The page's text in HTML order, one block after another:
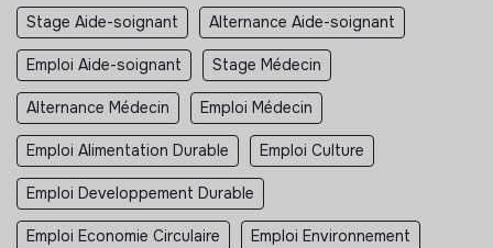
Stage Aide-soignant Alternance Aide-soignant
Emploi Aide-soignant Stage Médecin
Alternance Médecin Emploi Médecin
Emploi Alimentation Durable Emploi Culture
Emploi Developpement Durable
Emploi Economie Circulaire Emploi Environnement